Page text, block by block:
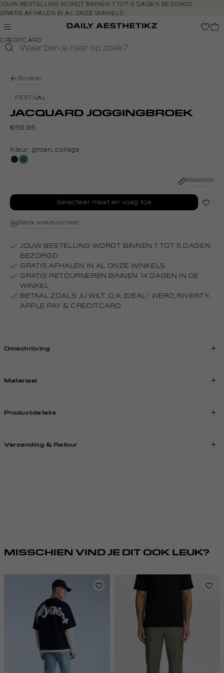
Navigeer
direct naar
de
Open de
direct
footer
JOUW BESTELLING WORDT BINNEN 1 TOT 5 DAGEN BEZORGD
GRATIS AFHALEN IN AL ONZE WINKELS
GRATIS RETOURNEREN BINNEN 14 DAGEN IN DE WINKEL
BETAAL ZOALS JIJ WILT: O.A. IDEAL, RIVERTY, APPLE PAY &
CREDITCARD
Broeken
FESTIVAL
JACQUARD JOGGINGBROEK
€59.95
Kleur: groen, college
donkerblauw
groen,
Maattabel
Selecteer maat en voeg toe
Bekijk winkelvoorraad
JOUW BESTELLING WORDT BINNEN 1 TOT 5 DAGEN
BEZORGD
GRATIS AFHALEN IN AL ONZE WINKELS
GRATIS RETOURNEREN BINNEN 14 DAGEN IN DE
WINKEL
BETAAL ZOALS JIJ WILT: O.A. IDEAL | WERO, RIVERTY,
APPLE PAY & CREDITCARD
Omschrijving
Materiaal
Productdetails
Verzending & Retour
MISSCHIEN VIND JE DIT OOK LEUK?